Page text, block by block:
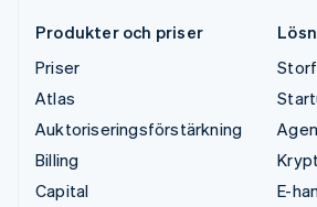
Produkter och priser
Priser
Atlas
Auktoriseringsförstärkning
Billing
Capital
E-